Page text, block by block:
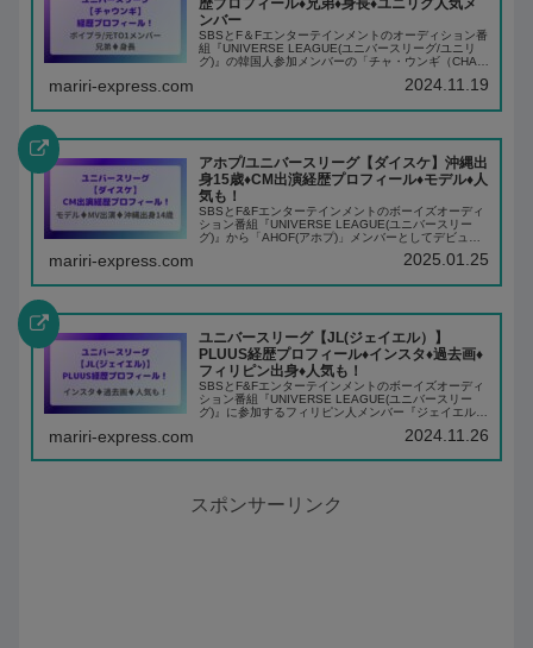
歴プロフィール♦️兄弟♦️身長♦️ユニリグ人気メ
ンバー
SBSとF＆Fエンターテインメントのオーディション番
組『UNIVERSE LEAGUE(ユニバースリーグ/ユニリ
グ)』の韓国人参加メンバーの「チャ・ウンギ（CHA
mariri-express.com 2024.11.19
アホプ/ユニバースリーグ【ダイスケ】沖縄出
身15歳♦️CM出演経歴プロフィール♦️モデル♦️人
気も！
SBSとF&Fエンターテインメントのボーイズオーディ
ション番組『UNIVERSE LEAGUE(ユニバースリー
グ)』から「AHOF(アホプ)」メンバーとしてデビュー
mariri-express.com 2025.01.25
ユニバースリーグ【JL(ジェイエル）】
PLUUS経歴プロフィール♦️インスタ♦️過去画♦️
フィリピン出身♦️人気も！
SBSとF&Fエンターテインメントのボーイズオーディ
ション番組『UNIVERSE LEAGUE(ユニバースリー
グ)』に参加するフィリピン人メンバー『ジェイエル
mariri-express.com 2024.11.26
スポンサーリンク